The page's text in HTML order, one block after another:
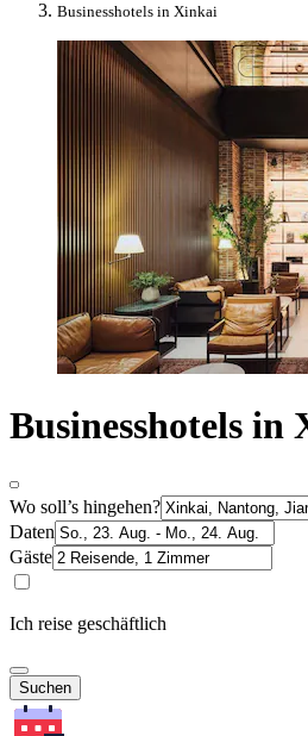
Businesshotels in Xinkai
Businesshotels in
Wo soll’s hingehen?
Daten
Gäste
Ich reise geschäftlich
Suchen